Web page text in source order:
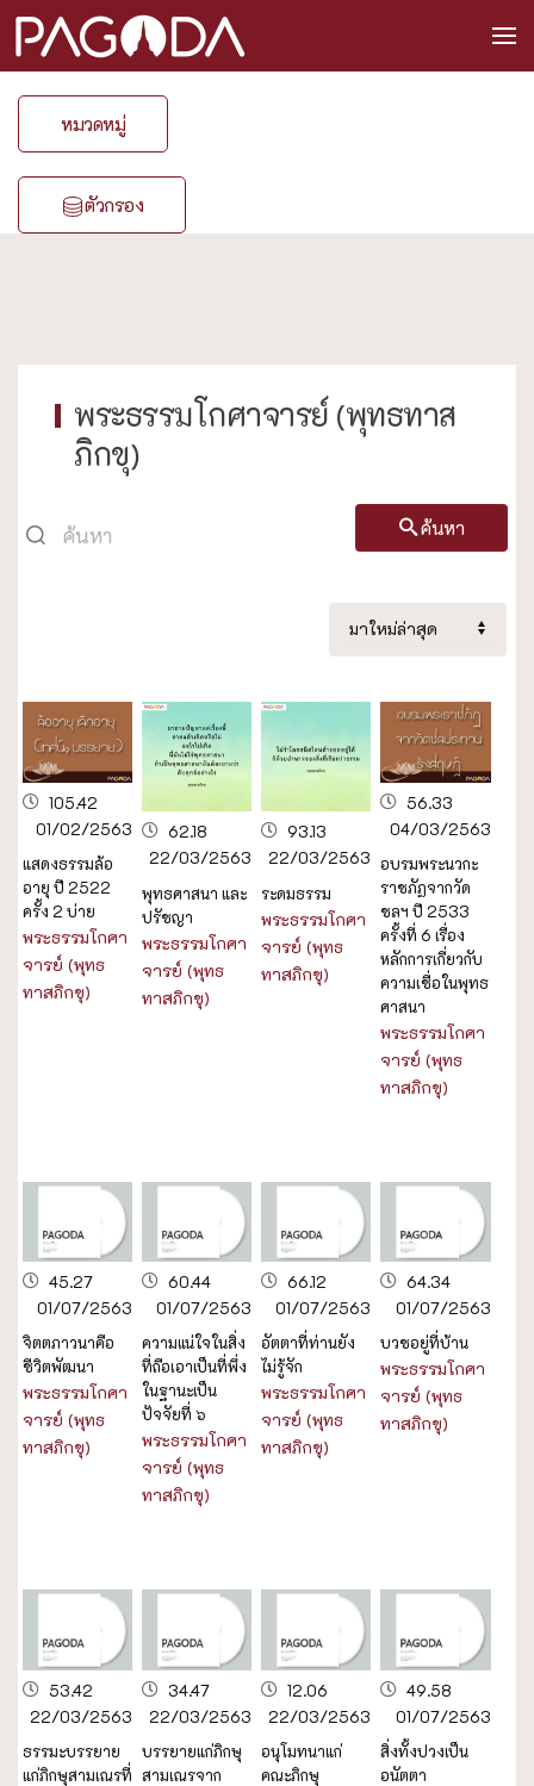
หมวดหมู่
ตัวกรอง
พระธรรมโกศาจารย์ (พุทธทาส
ภิกขุ)
ค้นหา
105.42
01/02/2563
แสดงธรรมล้อ
อายุ ปี 2522
ครั้ง 2 บ่าย
พระธรรมโกศา
จารย์ (พุทธ
ทาสภิกขุ)
62.18
22/03/2563
พุทธศาสนา และ
ปรัชญา
พระธรรมโกศา
จารย์ (พุทธ
ทาสภิกขุ)
93.13
22/03/2563
ระดมธรรม
พระธรรมโกศา
จารย์ (พุทธ
ทาสภิกขุ)
56.33
04/03/2563
อบรมพระนวกะ
ราชภัฏจากวัด
ชลฯ ปี 2533
ครั้งที่ 6 เรื่อง
หลักการเกี่ยวกับ
ความเชื่อในพุทธ
ศาสนา
พระธรรมโกศา
จารย์ (พุทธ
ทาสภิกขุ)
45.27
01/07/2563
จิตตภาวนาคือ
ชีวิตพัฒนา
พระธรรมโกศา
จารย์ (พุทธ
ทาสภิกขุ)
60.44
01/07/2563
ความแน่ใจในสิ่ง
ที่ถือเอาเป็นที่พึ่ง
ในฐานะเป็น
ปัจจัยที่ ๖
พระธรรมโกศา
จารย์ (พุทธ
ทาสภิกขุ)
66.12
01/07/2563
อัตตาที่ท่านยัง
ไม่รู้จัก
พระธรรมโกศา
จารย์ (พุทธ
ทาสภิกขุ)
64.34
01/07/2563
บวชอยู่ที่บ้าน
พระธรรมโกศา
จารย์ (พุทธ
ทาสภิกขุ)
53.42
22/03/2563
ธรรมะบรรยาย
แก่ภิกษุสามเณรที่
34.47
22/03/2563
บรรยายแก่ภิกษุ
สามเณรจาก
12.06
22/03/2563
อนุโมทนาแก่
คณะภิกษุ
49.58
01/07/2563
สิ่งทั้งปวงเป็น
อนัตตา